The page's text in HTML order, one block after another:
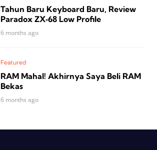
Tahun Baru Keyboard Baru, Review
Paradox ZX‑68 Low Profile
6 months ago
Featured
RAM Mahal! Akhirnya Saya Beli RAM
Bekas
6 months ago